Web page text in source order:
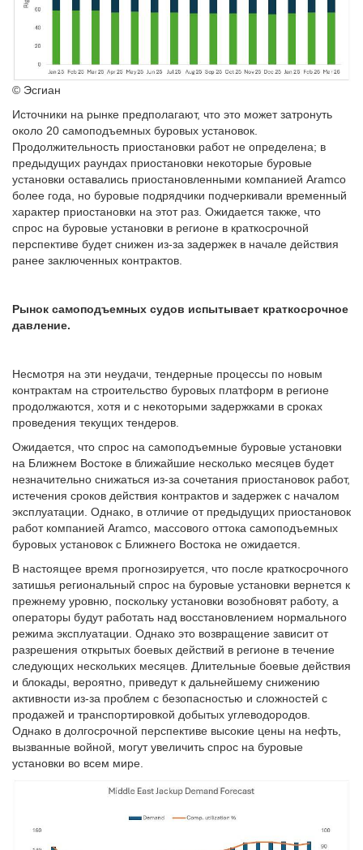
© Эсгиан
Источники на рынке предполагают, что это может затронуть
около 20 самоподъемных буровых установок.
Продолжительность приостановки работ не определена; в
предыдущих раундах приостановки некоторые буровые
установки оставались приостановленными компанией Aramco
более года, но буровые подрядчики подчеркивали временный
характер приостановки на этот раз. Ожидается также, что
спрос на буровые установки в регионе в краткосрочной
перспективе будет снижен из-за задержек в начале действия
ранее заключенных контрактов.
Рынок самоподъемных судов испытывает краткосрочное
давление.
Несмотря на эти неудачи, тендерные процессы по новым
контрактам на строительство буровых платформ в регионе
продолжаются, хотя и с некоторыми задержками в сроках
проведения текущих тендеров.
Ожидается, что спрос на самоподъемные буровые установки
на Ближнем Востоке в ближайшие несколько месяцев будет
незначительно снижаться из-за сочетания приостановок работ,
истечения сроков действия контрактов и задержек с началом
эксплуатации. Однако, в отличие от предыдущих приостановок
работ компанией Aramco, массового оттока самоподъемных
буровых установок с Ближнего Востока не ожидается.
В настоящее время прогнозируется, что после краткосрочного
затишья региональный спрос на буровые установки вернется к
прежнему уровню, поскольку установки возобновят работу, а
операторы будут работать над восстановлением нормального
режима эксплуатации. Однако это возвращение зависит от
разрешения открытых боевых действий в регионе в течение
следующих нескольких месяцев. Длительные боевые действия
и блокады, вероятно, приведут к дальнейшему снижению
активности из-за проблем с безопасностью и сложностей с
продажей и транспортировкой добытых углеводородов.
Однако в долгосрочной перспективе высокие цены на нефть,
вызванные войной, могут увеличить спрос на буровые
установки во всем мире.